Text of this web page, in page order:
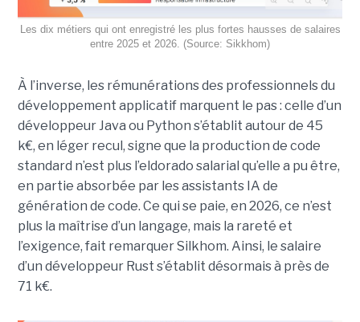
Les dix métiers qui ont enregistré les plus fortes hausses de salaires
entre 2025 et 2026. (Source: Sikkhom)
À l’inverse, les rémunérations des professionnels du
développement applicatif marquent le pas : celle d’un
développeur Java ou Python s’établit autour de 45
k€, en léger recul, signe que la production de code
standard n’est plus l’eldorado salarial qu’elle a pu être,
en partie absorbée par les assistants IA de
génération de code. Ce qui se paie, en 2026, ce n’est
plus la maîtrise d’un langage, mais la rareté et
l’exigence, fait remarquer Silkhom. Ainsi, le salaire
d’un développeur Rust s’établit désormais à près de
71 k€.